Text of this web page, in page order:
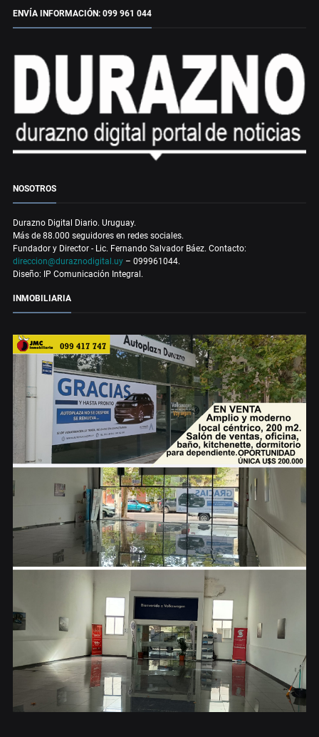
ENVÍA INFORMACIÓN: 099 961 044
NOSOTROS
Durazno Digital Diario. Uruguay.
Más de 88.000 seguidores en redes sociales.
Fundador y Director - Lic. Fernando Salvador Báez. Contacto:
direccion@duraznodigital.uy – 099961044.
Diseño: IP Comunicación Integral.
INMOBILIARIA